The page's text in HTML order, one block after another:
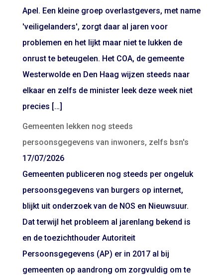
Apel. Een kleine groep overlastgevers, met name
'veiligelanders', zorgt daar al jaren voor
problemen en het lijkt maar niet te lukken de
onrust te beteugelen. Het COA, de gemeente
Westerwolde en Den Haag wijzen steeds naar
elkaar en zelfs de minister leek deze week niet
precies […]
Gemeenten lekken nog steeds
persoonsgegevens van inwoners, zelfs bsn's
17/07/2026
Gemeenten publiceren nog steeds per ongeluk
persoonsgegevens van burgers op internet,
blijkt uit onderzoek van de NOS en Nieuwsuur.
Dat terwijl het probleem al jarenlang bekend is
en de toezichthouder Autoriteit
Persoonsgegevens (AP) er in 2017 al bij
gemeenten op aandrong om zorgvuldig om te